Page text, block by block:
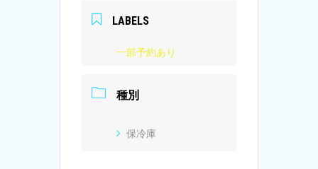
LABELS
一部予約あり
種別
保冷庫